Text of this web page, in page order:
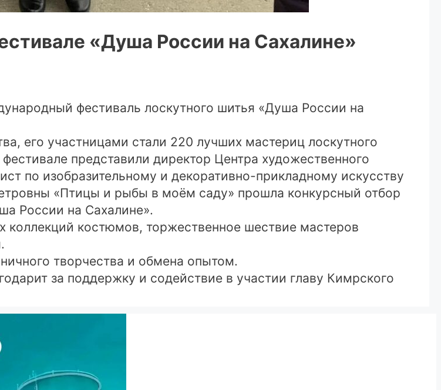
«Душа России на Сахалине»
фестиваль лоскутного шитья «Душа России на
его участницами стали 220 лучших мастериц лоскутного
представили директор Центра художественного
по изобразительному и декоративно-прикладному искусству
«Птицы и рыбы в моём саду» прошла конкурсный отбор
России на Сахалине».
коллекций костюмов, торжественное шествие мастеров
творчества и обмена опытом.
за поддержку и содействие в участии главу Кимрского